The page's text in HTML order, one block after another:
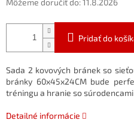
Môžeme doručiť do:11.8.2026
Pridať do
Sada 2 kovových bránek so
bránky 60x45x24CM bude
tréningu a hranie so
Detailné informácie